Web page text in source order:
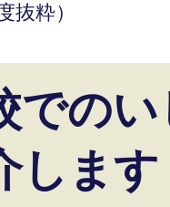
抜粋）
での
しま